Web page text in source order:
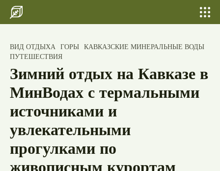
Как исследовать природу и культуру
столицы Кыргызстана в Бишкеке
Бани, сауны
Шатер для свадьбы и выпускных
Свадьбы
По городам
Страны
Россия
ВИД ОТДЫХА ГОРЫ КАВКАЗСКИЕ МИНЕРАЛЬНЫЕ ВОДЫ
ПУТЕШЕСТВИЯ
Зимний отдых на Кавказе в
МинВодах с термальными
источниками и
увлекательными
прогулками по